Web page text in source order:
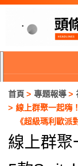
首頁 專題報導
線上群聚一起嗨
《超級瑪利歐派
線上群